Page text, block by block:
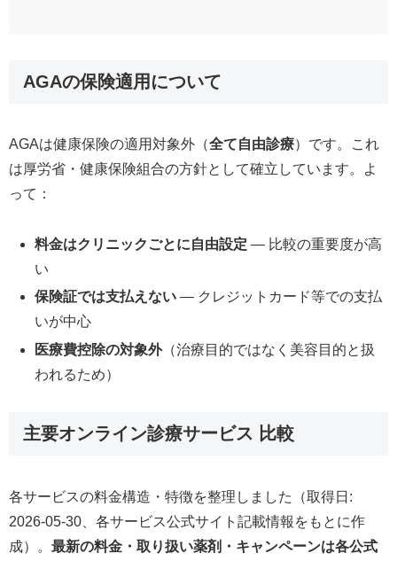
AGAの保険適用について
AGAは健康保険の適用対象外（全て自由診療）です。これ
は厚労省・健康保険組合の方針として確立しています。よ
って：
料金はクリニックごとに自由設定 — 比較の重要度が高
い
保険証では支払えない — クレジットカード等での支払
いが中心
医療費控除の対象外（治療目的ではなく美容目的と扱
われるため）
主要オンライン診療サービス 比較
各サービスの料金構造・特徴を整理しました（取得日:
2026-05-30、各サービス公式サイト記載情報をもとに作
成）。 最新の料金・取り扱い薬剤・キャンペーンは各公式